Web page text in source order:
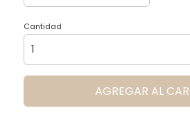
Cantidad
AGREGAR AL